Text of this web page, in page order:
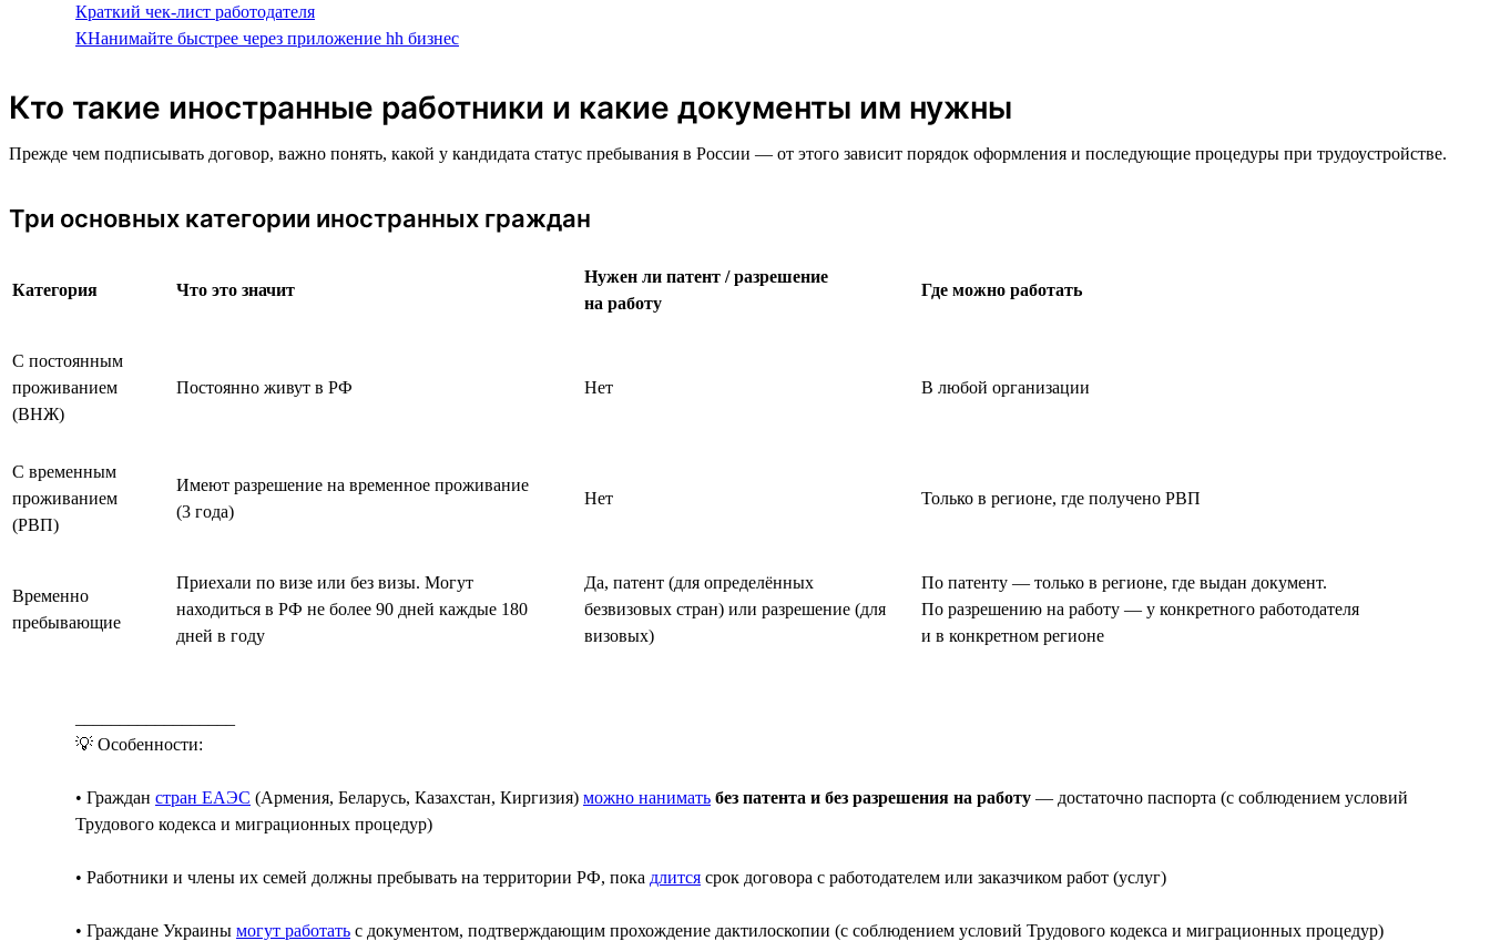
Краткий чек-лист работодателя
КНанимайте быстрее через приложение hh бизнес
Кто такие иностранные работники и какие документы им нужны
Прежде чем подписывать договор, важно понять, какой у кандидата статус пребывания в России — от этого зависит порядок оформления и последующие процедуры при трудоустройстве.
Три основных категории иностранных граждан
Категория Что это значит
Нужен ли патент / разрешение
на работу
Где можно работать
С постоянным
проживанием
(ВНЖ)
Постоянно живут в РФ Нет В любой организации
С временным
проживанием
(РВП)
Имеют разрешение на временное проживание
(3 года)
Нет Только в регионе, где получено РВП
Временно
пребывающие
Приехали по визе или без визы. Могут
находиться в РФ не более 90 дней каждые 180
дней в году
Да, патент (для определённых
безвизовых стран) или разрешение (для
визовых)
По патенту — только в регионе, где выдан документ.
По разрешению на работу — у конкретного работодателя
и в конкретном регионе
💡 Особенности:
• Граждан стран ЕАЭС (Армения, Беларусь, Казахстан, Киргизия) можно нанимать без патента и без разрешения на работу — достаточно паспорта (с соблюдением условий
Трудового кодекса и миграционных процедур)
• Работники и члены их семей должны пребывать на территории РФ, пока длится срок договора с работодателем или заказчиком работ (услуг)
• Граждане Украины могут работать с документом, подтверждающим прохождение дактилоскопии (с соблюдением условий Трудового кодекса и миграционных процедур)